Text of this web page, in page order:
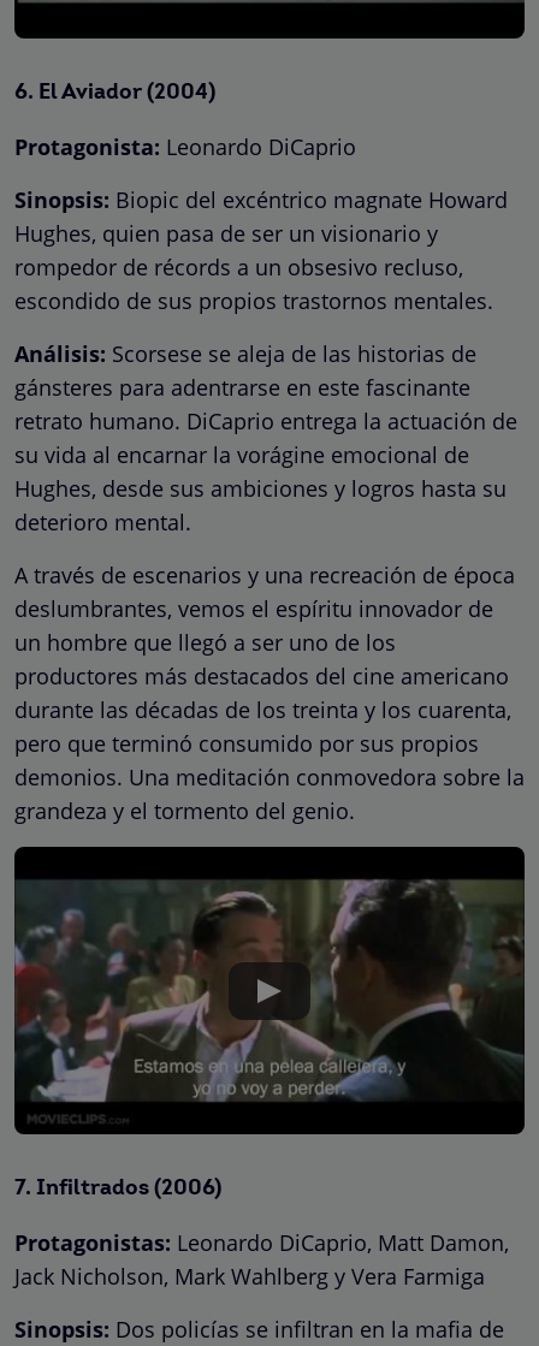
6. El Aviador (2004)
Protagonista: Leonardo DiCaprio
Sinopsis: Biopic del excéntrico magnate Howard
Hughes, quien pasa de ser un visionario y
rompedor de récords a un obsesivo recluso,
escondido de sus propios trastornos mentales.
Análisis: Scorsese se aleja de las historias de
gánsteres para adentrarse en este fascinante
retrato humano. DiCaprio entrega la actuación de
su vida al encarnar la vorágine emocional de
Hughes, desde sus ambiciones y logros hasta su
deterioro mental.
A través de escenarios y una recreación de época
deslumbrantes, vemos el espíritu innovador de
un hombre que llegó a ser uno de los
productores más destacados del cine americano
durante las décadas de los treinta y los cuarenta,
pero que terminó consumido por sus propios
demonios. Una meditación conmovedora sobre la
grandeza y el tormento del genio.
7. Infiltrados (2006)
Protagonistas: Leonardo DiCaprio, Matt Damon,
Jack Nicholson, Mark Wahlberg y Vera Farmiga
Sinopsis: Dos policías se infiltran en la mafia de